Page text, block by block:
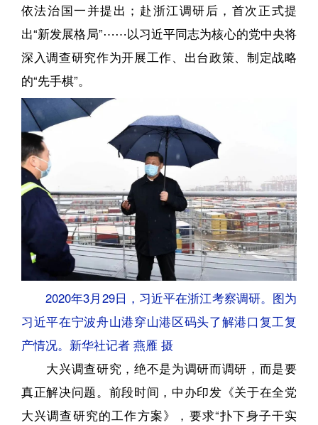
依法治国一并提出；赴浙江调研后，首次正式提
出“新发展格局”⋯⋯以习近平同志为核心的党中央将
深入调查研究作为开展工作、出台政策、制定战略
的“先手棋”。
2020年3月29日，习近平在浙江考察调研。图为
习近平在宁波舟山港穿山港区码头了解港口复工复
产情况。新华社记者 燕雁 摄
大兴调查研究，绝不是为调研而调研，而是要
真正解决问题。前段时间，中办印发《关于在全党
大兴调查研究的工作方案》，要求“扑下身子干实